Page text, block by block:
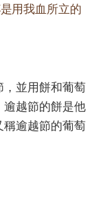
用我血所立的
，並用餅和葡萄
逾越節的餅是他
稱逾越節的葡萄